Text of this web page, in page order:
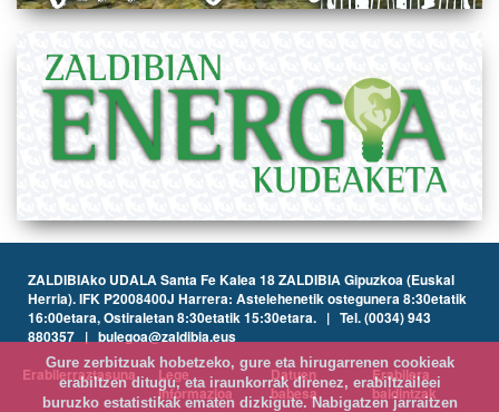
ZALDIBIAko UDALA Santa Fe Kalea 18 ZALDIBIA Gipuzkoa (Euskal
Herria). IFK P2008400J Harrera: Astelehenetik ostegunera 8:30etatik
16:00etara, Ostiraletan 8:30etatik 15:30etara. | Tel. (0034) 943
880357 | bulegoa@zaldibia.eus
Erabilerraztasuna
Lege
informazioa
Datuen
babesa
Erabilera
baldintzak
Gure zerbitzuak hobetzeko, gure eta hirugarrenen cookieak
erabiltzen ditugu, eta iraunkorrak direnez, erabiltzaileei
buruzko estatistikak ematen dizkigute. Nabigatzen jarraitzen